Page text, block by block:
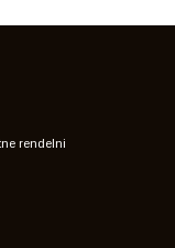
rendelni